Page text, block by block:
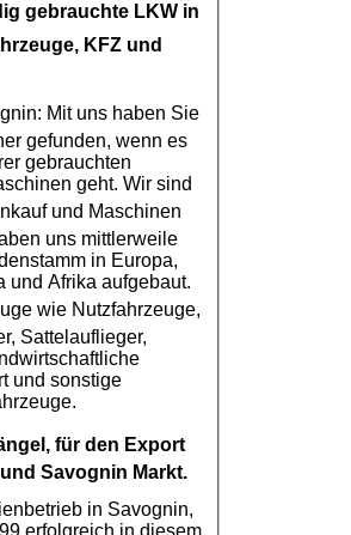
gebrauchte LKW in
KFZ und
: Mit uns haben Sie
gefunden, wenn es
gebrauchten
geht. Wir sind
und Maschinen
uns mittlerweile
in Europa,
und Afrika aufgebaut.
wie Nutzfahrzeuge,
Sattelauflieger,
und sonstige
für den Export
Savognin Markt.
in Savognin,